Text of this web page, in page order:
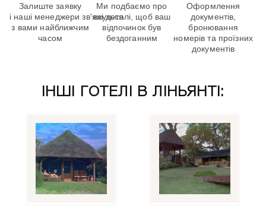
Залиште заявку
і наші менеджери зв'яжуться
з вами найближчим
часом
Ми подбаємо про
всі деталі, щоб ваш
відпочинок був
бездоганним
Оформлення
документів,
бронювання
номерів та проїзних
документів
ІНШІ ГОТЕЛІ В ЛІНЬЯНТІ: